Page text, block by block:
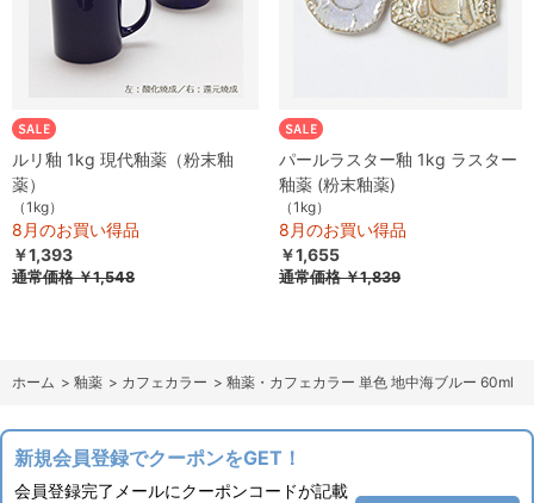
ルリ釉 1kg 現代釉薬（粉末釉
薬）
（1kg）
8月のお買い得品
￥1,393
通常価格￥1,548
パールラスター釉 1kg ラスター
釉薬 (粉末釉薬)
（1kg）
8月のお買い得品
￥1,655
通常価格￥1,839
ホーム > 釉薬 > カフェカラー > 釉薬・カフェカラー 単色 地中海ブルー 60ml
新規会員登録でクーポンをGET！
会員登録完了メールにクーポンコードが記載